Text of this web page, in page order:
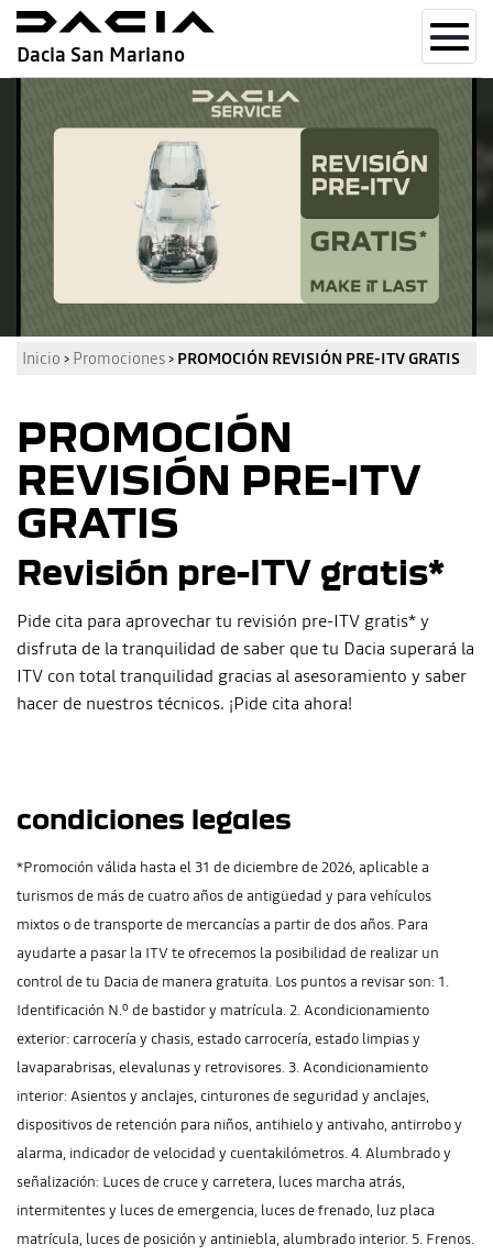
Dacia San Mariano
Inicio › Promociones› PROMOCIÓN REVISIÓN PRE-ITV GRATIS
PROMOCIÓN
REVISIÓN PRE-ITV
GRATIS
Revisión pre-ITV gratis*
Pide cita para aprovechar tu revisión pre-ITV gratis* y
disfruta de la tranquilidad de saber que tu Dacia superará la
ITV con total tranquilidad gracias al asesoramiento y saber
hacer de nuestros técnicos. ¡Pide cita ahora!
condiciones legales
*Promoción válida hasta el 31 de diciembre de 2026, aplicable a
turismos de más de cuatro años de antigüedad y para vehículos
mixtos o de transporte de mercancías a partir de dos años. Para
ayudarte a pasar la ITV te ofrecemos la posibilidad de realizar un
control de tu Dacia de manera gratuita. Los puntos a revisar son: 1.
Identificación N.º de bastidor y matrícula. 2. Acondicionamiento
exterior: carrocería y chasis, estado carrocería, estado limpias y
lavaparabrisas, elevalunas y retrovisores. 3. Acondicionamiento
interior: Asientos y anclajes, cinturones de seguridad y anclajes,
dispositivos de retención para niños, antihielo y antivaho, antirrobo y
alarma, indicador de velocidad y cuentakilómetros. 4. Alumbrado y
señalización: Luces de cruce y carretera, luces marcha atrás,
intermitentes y luces de emergencia, luces de frenado, luz placa
matrícula, luces de posición y antiniebla, alumbrado interior. 5. Frenos.